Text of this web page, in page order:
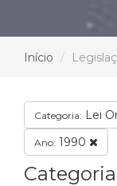
Início
Categoria: Lei
Ano: 1990
Categoria